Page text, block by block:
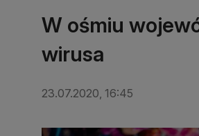
W ośmiu
wirusa
23.07.2020, 16:45